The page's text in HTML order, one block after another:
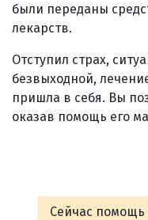
были переданы
лекарств.
Отступил страх,
безвыходной,
пришла в себя. Вы
оказав помощь его
Сейчас помощь